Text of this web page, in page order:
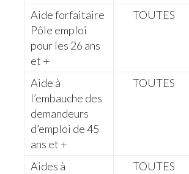
Aide forfaitaire
Pôle emploi
pour les 26 ans
et +
TOUTES
Aide à
l’embauche des
demandeurs
d’emploi de 45
ans et +
TOUTES
Aides à
TOUTES